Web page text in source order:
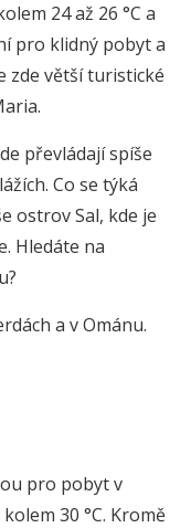
24 až 26 °C a
pro klidný pobyt a
zde větší turistické
převládají spíše
Co se týká
ostrov Sal, kde je
Hledáte na
a v Ománu.
pro pobyt v
30 °C. Kromě